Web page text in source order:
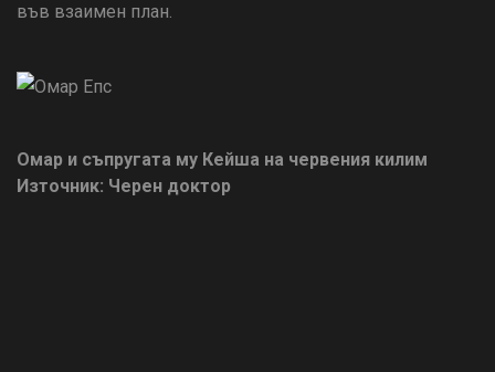
във взаимен план.
Омар и съпругата му Кейша на червения килим
Източник: Черен доктор